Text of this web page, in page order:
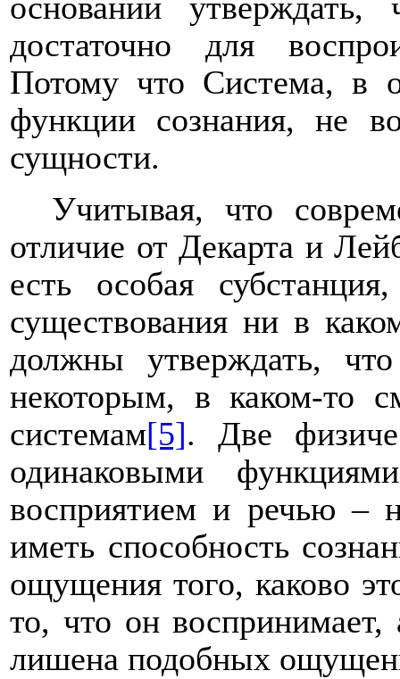
оснований утверждать,
достаточно для
Потому что Система, в
функции сознания, не
сущности.
Учитывая, что
отличие от Декарта и
есть особая
существования ни в
должны утверждать, что
некоторым, в каком-то
системам[5]. Две
одинаковыми
восприятием и речью –
иметь способность
ощущения того, каково
то, что он воспринимает,
лишена подобных